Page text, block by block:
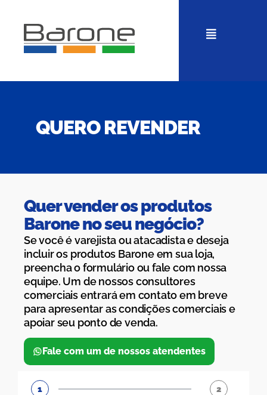
QUERO REVENDER
Quer vender os produtos
Barone no seu negócio?
Se você é varejista ou atacadista e deseja
incluir os produtos Barone em sua loja,
preencha o formulário ou fale com nossa
equipe. Um de nossos consultores
comerciais entrará em contato em breve
para apresentar as condições comerciais e
apoiar seu ponto de venda.
Fale com um de nossos atendentes
1
2